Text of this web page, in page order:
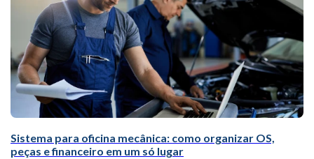
Sistema para oficina mecânica: como organizar OS,
peças e financeiro em um só lugar